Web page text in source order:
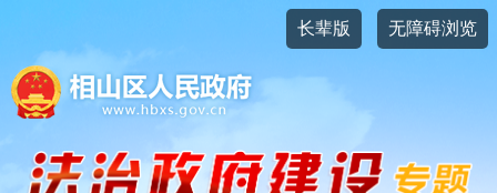
长辈版 无障碍浏览